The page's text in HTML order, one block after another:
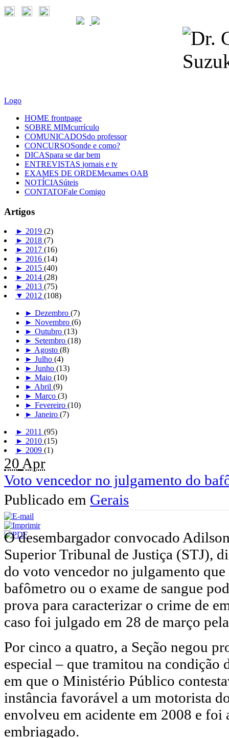
Logo
HOME frontpage
SOBRE MIMcurrículo
COMUNICADOSdo professor
CONCURSOSonde e como?
DICASpara se dar bem
ENTREVISTAS jornais e tv
EXAMES DE ORDEMexames OAB
NOTÍCIASúteis
CONTATOFale Comigo
Artigos
► 2019 (2)
► 2018 (7)
► 2017 (16)
► 2016 (14)
► 2015 (40)
► 2014 (28)
► 2013 (75)
▼ 2012 (108)
► Dezembro (7)
► Novembro (6)
► Outubro (13)
► Setembro (18)
► Agosto (8)
► Julho (4)
► Junho (13)
► Maio (10)
► Abril (9)
► Março (3)
► Fevereiro (10)
► Janeiro (7)
► 2011 (95)
► 2010 (15)
► 2009 (1)
20Apr
Voto vencedor no julgamento do
Publicado em Gerais
O desembargador convocado
Superior Tribunal de Justiça (STJ),
do voto vencedor no julgamento
bafômetro ou o exame de sangue
prova para caracterizar o crime de
caso foi julgado em 28 de março
Por cinco a quatro, a Seção negou
especial – que tramitou na condição
em que o Ministério Público
instância favorável a um motorista
envolveu em acidente em 2008 e foi
embriagado.